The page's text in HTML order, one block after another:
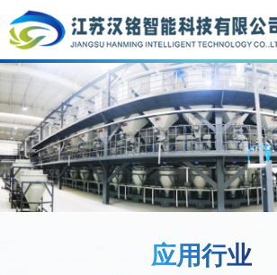
应用行业